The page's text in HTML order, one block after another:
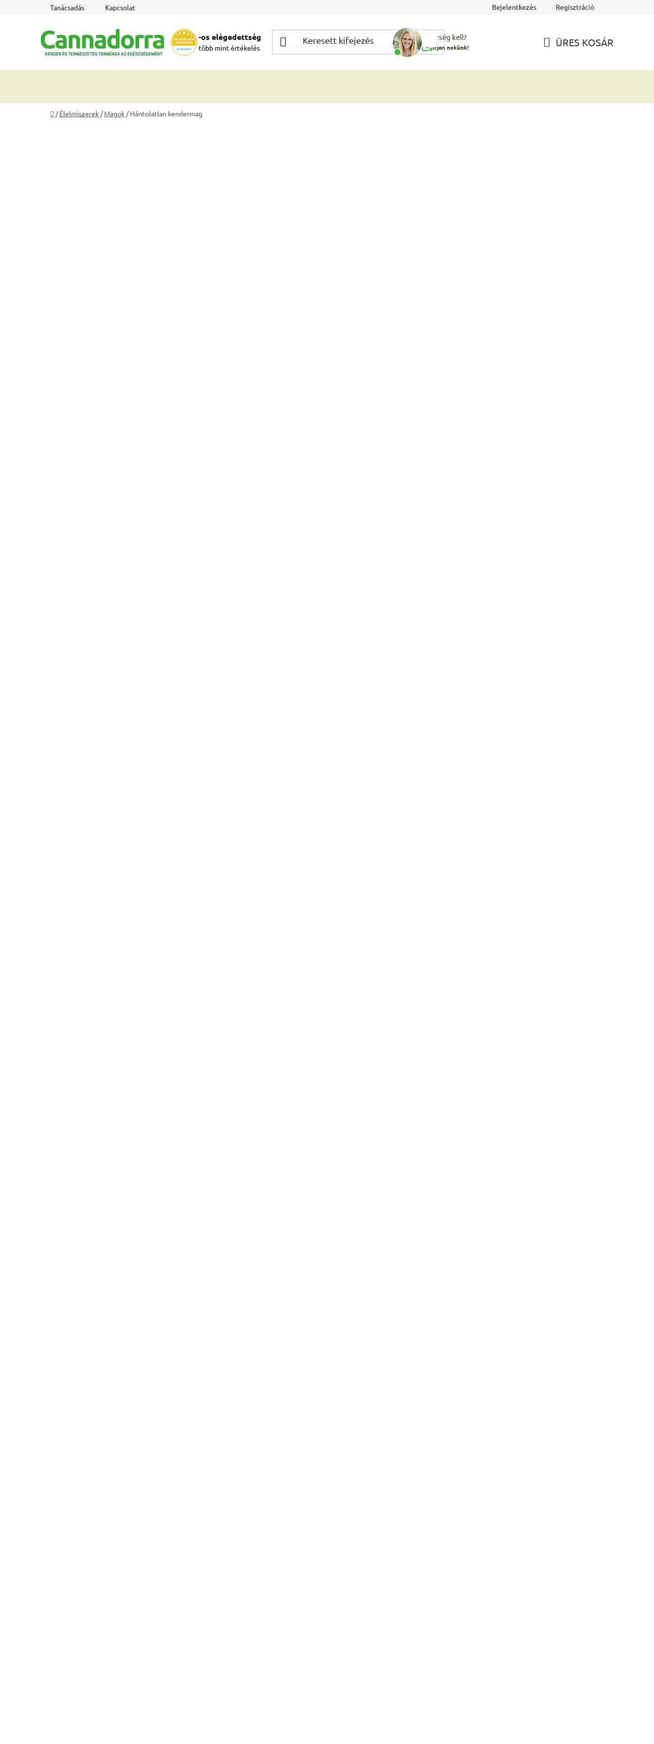
tartalomhoz
Tanácsadás Kapcsolat Bejelentkezés Regisztráció
-os elégedettség
több mintértékelés
Segítség kell?
Írjon nekünk! ÜRES KOSÁR
Kezdőlap
/ Élelmiszerek / Magok / Hántolatlan kendermag